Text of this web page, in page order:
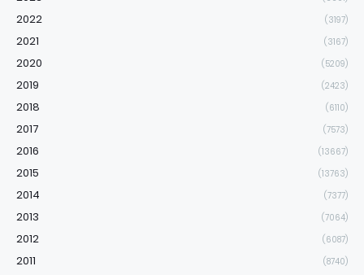
2022 (3197)
2021 (3167)
2020 (5209)
2019 (2423)
2018 (6110)
2017 (7573)
2016 (13667)
2015 (13763)
2014 (7377)
2013 (7064)
2012 (6087)
2011 (8740)